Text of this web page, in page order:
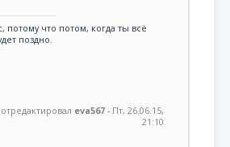
потому что потом, когда ты всё
поздно.
eva567 - Пт, 26.06.15,
21:10